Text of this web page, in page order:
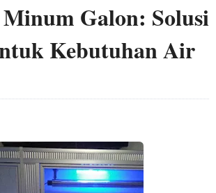
Galon: Solusi
Kebutuhan Air